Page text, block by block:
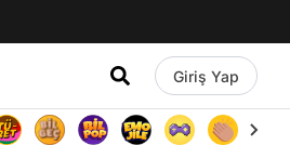
Giriş Yap